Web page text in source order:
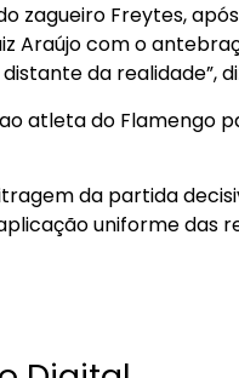
zagueiro Freytes,
Araújo com o
da realidade”,
atleta do Flamengo
da partida
uniforme das